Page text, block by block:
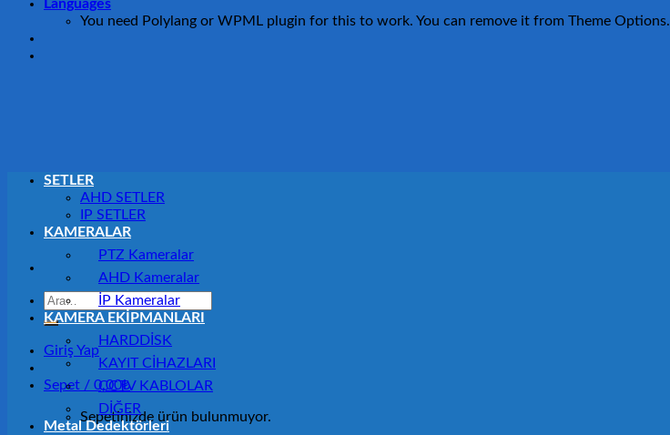
Languages
You need Polylang or WPML plugin for this to work. You can remove it from Theme Options.
Ara:
Giriş Yap
Sepet / 0,00₺
Sepetinizde ürün bulunmuyor.
SETLER
AHD SETLER
IP SETLER
KAMERALAR
PTZ Kameralar
AHD Kameralar
İP Kameralar
KAMERA EKİPMANLARI
HARDDİSK
KAYIT CİHAZLARI
CCTV KABLOLAR
DİĞER
Metal Dedektörleri